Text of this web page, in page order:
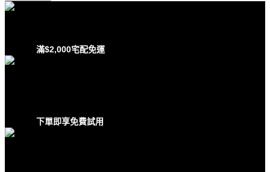
滿$2,000宅配免運
下單即享免費試用